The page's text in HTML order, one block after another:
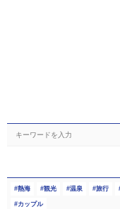
熱海 観光 温泉 旅行
カップル